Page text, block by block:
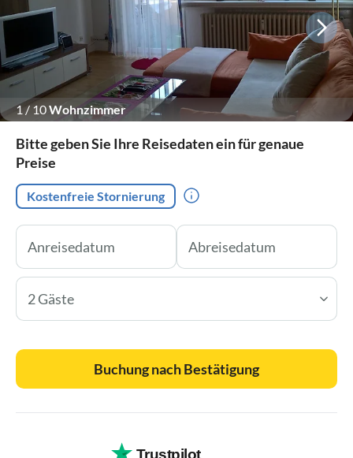
1/10Wohnzimmer
Bitte geben Sie Ihre Reisedaten ein für genaue
Preise
Kostenfreie Stornierung
2 Gäste
Buchung nach Bestätigung